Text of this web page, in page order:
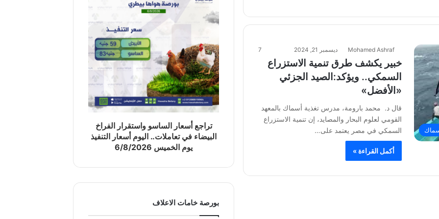
Mohamed Ashraf ديسمبر 21, 2024 7
خبير يكشف طرق تنمية الاستزراع
السمكي.. ويؤكد:الصيد الجزئي
«الأفضل»
قال د. محمد بارومة، مدرس تغذية أسماك بالمعهد
القومي لعلوم البحار والمصايد، إن تنمية الاستزراع
السمكي في مصر يعتمد على…
أكمل القراءة »
تراجع أسعار الساسو واستقرار الفراخ
البيضاء في تعاملات.. اليوم أسعار التنفيذ
يوم الخميس 6/8/2026
بورصة خامات الاعلاف